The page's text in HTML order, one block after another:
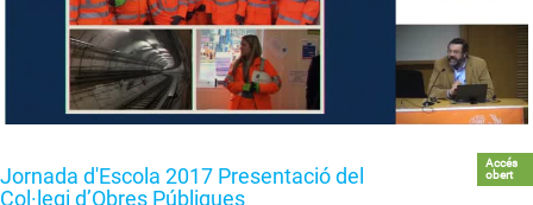
Jornada d'Escola 2017 Presentació del
Col·legi d’Obres Públiques
Accés
obert